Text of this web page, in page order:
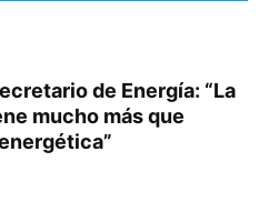
de Energía: “La
mucho más que